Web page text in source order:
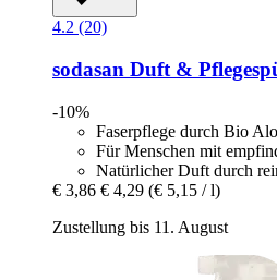
4.2 (20)
sodasan Duft &
-10%
Faserpflege durch Bio
Für Menschen mit
Natürlicher Duft durch
€ 3,86 € 4,29 (€ 5,15 / l)
Zustellung bis 11. August